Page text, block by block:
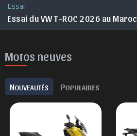
Essai
Essai du VW T-ROC 2026 au Maroc
Motos neuves
NOUVEAUTÉS POPULAIRES